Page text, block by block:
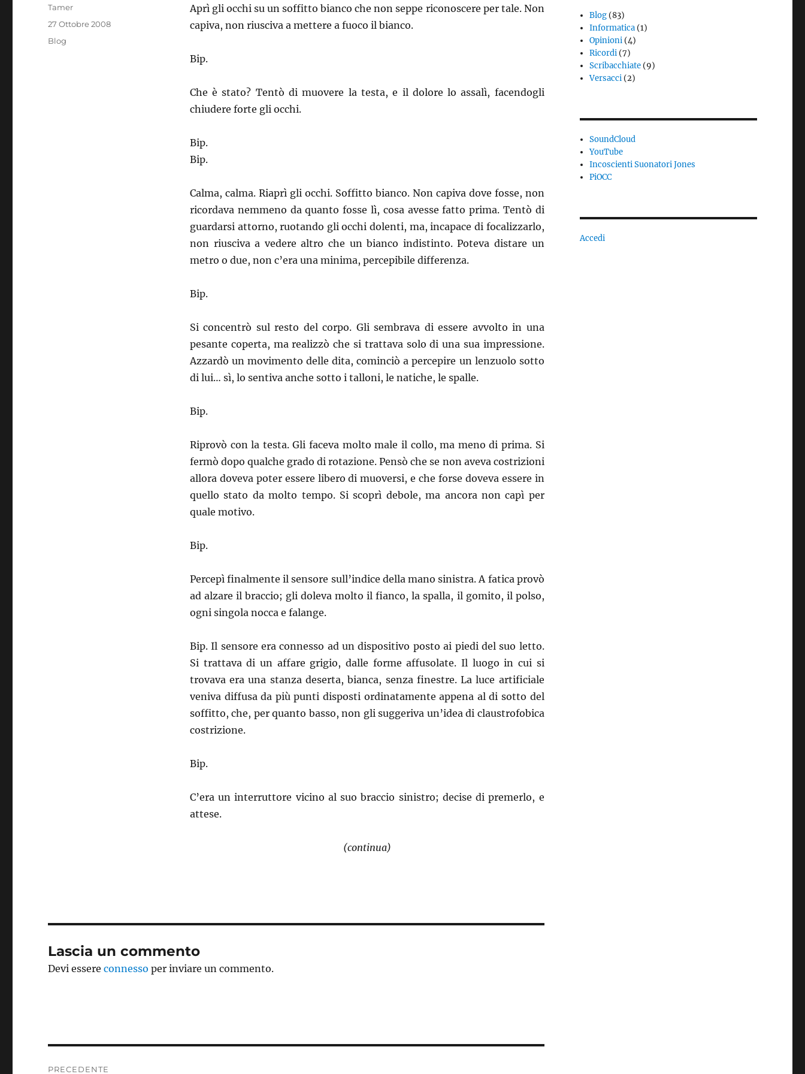
Aprì gli occhi su un soffitto bianco che non seppe riconoscere per tale. Non
capiva, non riusciva a mettere a fuoco il bianco.
Bip.
Che è stato? Tentò di muovere la testa, e il dolore lo assalì, facendogli
chiudere forte gli occhi.
Bip.
Bip.
Calma, calma. Riaprì gli occhi. Soffitto bianco. Non capiva dove fosse, non
ricordava nemmeno da quanto fosse lì, cosa avesse fatto prima. Tentò di
guardarsi attorno, ruotando gli occhi dolenti, ma, incapace di focalizzarlo,
non riusciva a vedere altro che un bianco indistinto. Poteva distare un
metro o due, non c’era una minima, percepibile differenza.
Bip.
Si concentrò sul resto del corpo. Gli sembrava di essere avvolto in una
pesante coperta, ma realizzò che si trattava solo di una sua impressione.
Azzardò un movimento delle dita, cominciò a percepire un lenzuolo sotto
di lui… sì, lo sentiva anche sotto i talloni, le natiche, le spalle.
Bip.
Riprovò con la testa. Gli faceva molto male il collo, ma meno di prima. Si
fermò dopo qualche grado di rotazione. Pensò che se non aveva costrizioni
allora doveva poter essere libero di muoversi, e che forse doveva essere in
quello stato da molto tempo. Si scoprì debole, ma ancora non capì per
quale motivo.
Bip.
Percepì finalmente il sensore sull’indice della mano sinistra. A fatica provò
ad alzare il braccio; gli doleva molto il fianco, la spalla, il gomito, il polso,
ogni singola nocca e falange.
Bip. Il sensore era connesso ad un dispositivo posto ai piedi del suo letto.
Si trattava di un affare grigio, dalle forme affusolate. Il luogo in cui si
trovava era una stanza deserta, bianca, senza finestre. La luce artificiale
veniva diffusa da più punti disposti ordinatamente appena al di sotto del
soffitto, che, per quanto basso, non gli suggeriva un’idea di claustrofobica
costrizione.
Bip.
C’era un interruttore vicino al suo braccio sinistro; decise di premerlo, e
attese.
(continua)
Autore
Tamer
Pubblicato
27 Ottobre 2008
Categorie
Blog
Lascia un commento
Devi essereconnesso per inviare un commento.
PRECEDENTE
Blog (83)
Informatica (1)
Opinioni (4)
Ricordi (7)
Scribacchiate (9)
Versacci (2)
SoundCloud
YouTube
Incoscienti Suonatori Jones
PiOCC
Accedi